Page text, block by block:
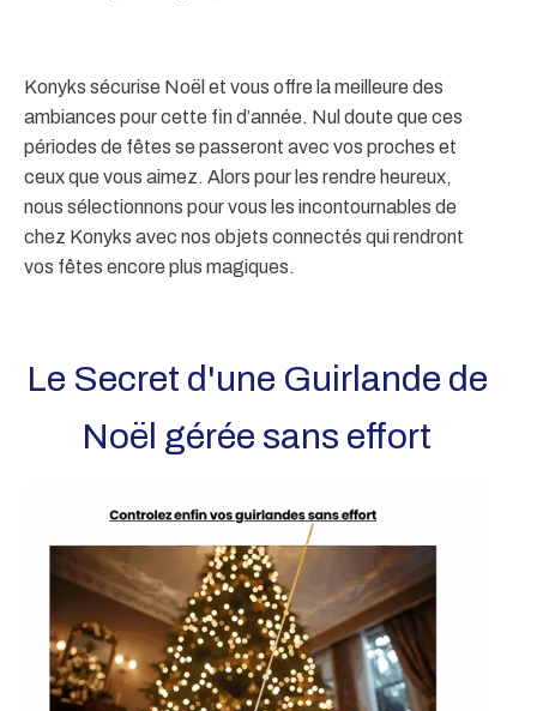
Konyks sécurise Noël et vous offre la meilleure des
ambiances pour cette fin d’année. Nul doute que ces
périodes de fêtes se passeront avec vos proches et
ceux que vous aimez. Alors pour les rendre heureux,
nous sélectionnons pour vous les incontournables de
chez Konyks avec nos objets connectés qui rendront
vos fêtes encore plus magiques.
Le Secret d'une Guirlande de
Noël gérée sans effort